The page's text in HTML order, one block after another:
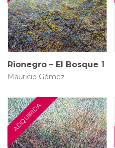
$4.500.000
Rionegro – El Bosque 1
Mauricio Gómez
150 × 100 cm